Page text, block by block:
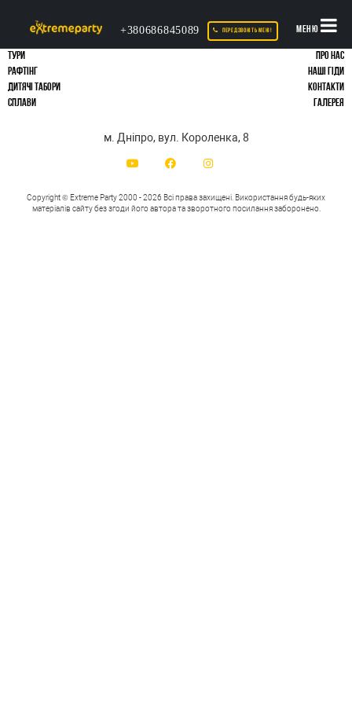
+380686845089 ПЕРЕДЗВОНІТЬ МЕНІ! МЕНЮ
ТУРИ
РАФТІНГ
ДИТЯЧІ ТАБОРИ
СПЛАВИ
ПРО НАС
НАШІ ГІДИ
КОНТАКТИ
ГАЛЕРЕЯ
м. Дніпро, вул. Короленка, 8
Copyright © Extreme Party 2000 - 2026 Всі права захищені. Використання будь-яких
матеріалів сайту без згоди його автора та зворотного посилання заборонено.